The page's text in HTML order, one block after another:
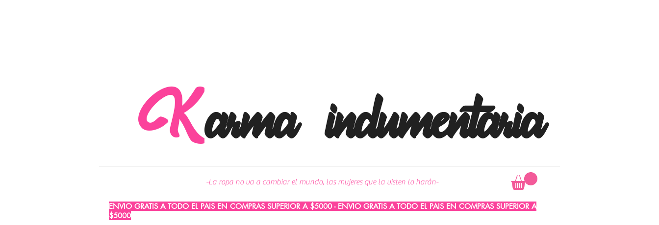
Karma indumentaria
-La ropa no va a cambiar el mundo, las mujeres que la visten lo harán-
ENVIO GRATIS A TODO EL PAIS EN COMPRAS SUPERIOR A $5000 - ENVIO GRATIS A TODO EL PAIS EN COMPRAS SUPERIOR A
$5000